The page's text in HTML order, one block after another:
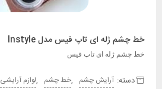
خط چشم ژله ای تاپ فیس مدل Instyle
خط چشم ژله ای تاپ فیس
دسته: آرایش چشم ,خط چشم ,لوازم آرایشی